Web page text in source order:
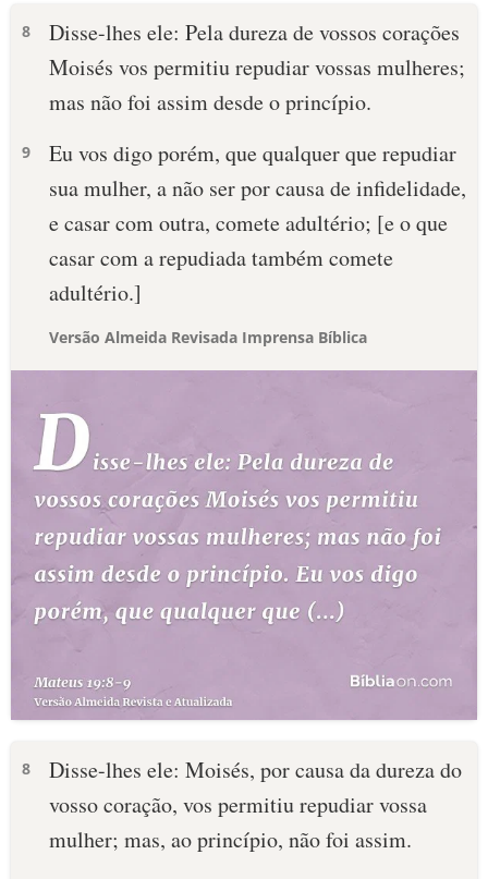
8
Disse-lhes ele: Pela dureza de vossos corações
Moisés vos permitiu repudiar vossas mulheres;
mas não foi assim desde o princípio.
9
Eu vos digo porém, que qualquer que repudiar
sua mulher, a não ser por causa de infidelidade,
e casar com outra, comete adultério; [e o que
casar com a repudiada também comete
adultério.]
Versão Almeida Revisada Imprensa Bíblica
8
Disse-lhes ele: Moisés, por causa da dureza do
vosso coração, vos permitiu repudiar vossa
mulher; mas, ao princípio, não foi assim.